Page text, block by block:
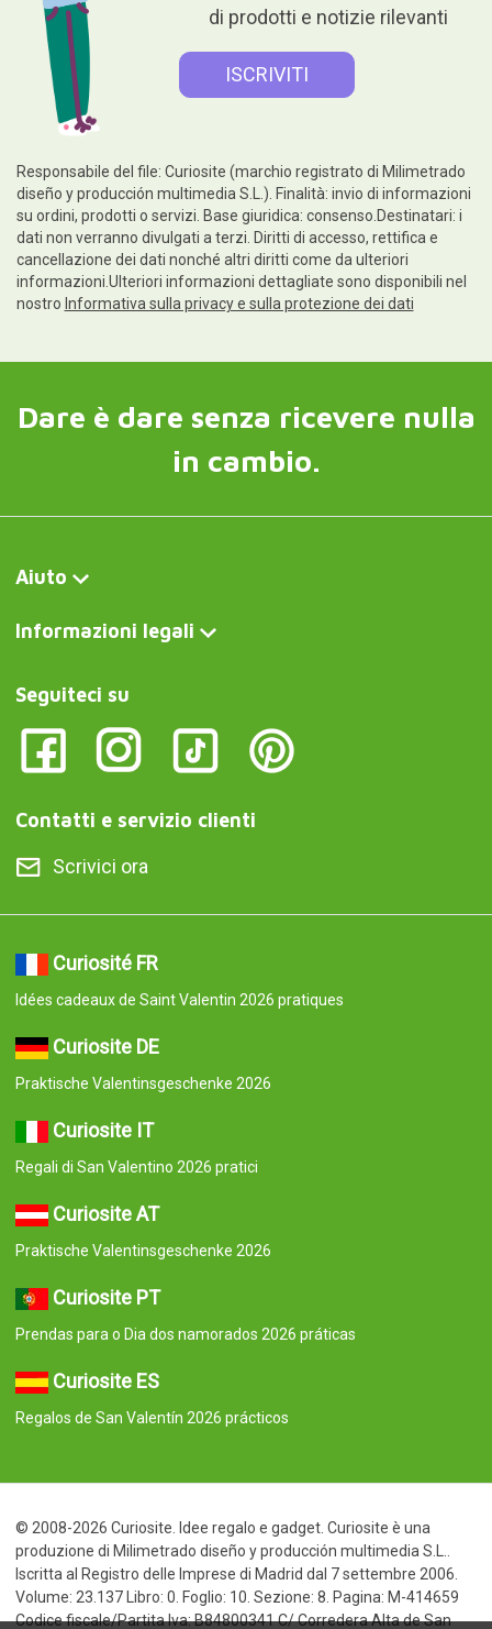
di prodotti e notizie rilevanti
Responsabile del file: Curiosite (marchio registrato di Milimetrado
diseño y producción multimedia S.L.). Finalità: invio di informazioni
su ordini, prodotti o servizi. Base giuridica: consenso.Destinatari: i
dati non verranno divulgati a terzi. Diritti di accesso, rettifica e
cancellazione dei dati nonché altri diritti come da ulteriori
informazioni.Ulteriori informazioni dettagliate sono disponibili nel
nostro Informativa sulla privacy e sulla protezione dei dati
Dare è dare senza ricevere nulla
in cambio.
Aiuto
Informazioni legali
Seguiteci su
Contatti e servizio clienti
Scrivici ora
Curiosité FR
Idées cadeaux de Saint Valentin 2026 pratiques
Curiosite DE
Praktische Valentinsgeschenke 2026
Curiosite IT
Regali di San Valentino 2026 pratici
Curiosite AT
Praktische Valentinsgeschenke 2026
Curiosite PT
Prendas para o Dia dos namorados 2026 práticas
Curiosite ES
Regalos de San Valentín 2026 prácticos
© 2008-2026 Curiosite. Idee regalo e gadget. Curiosite è una
produzione di Milimetrado diseño y producción multimedia S.L..
Iscritta al Registro delle Imprese di Madrid dal 7 settembre 2006.
Volume: 23.137 Libro: 0. Foglio: 10. Sezione: 8. Pagina: M-414659
Codice fiscale/Partita Iva: B84800341 C/ Corredera Alta de San